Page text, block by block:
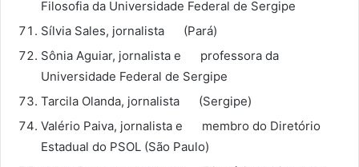
Filosofia da Universidade Federal de Sergipe
Sílvia Sales, jornalista (Pará)
Sônia Aguiar, jornalista e professora da
Universidade Federal de Sergipe
Tarcila Olanda, jornalista (Sergipe)
Valério Paiva, jornalista e membro do Diretório
Estadual do PSOL (São Paulo)